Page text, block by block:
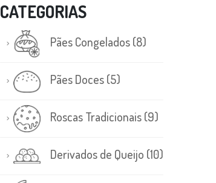
CATEGORIAS
Pães Congelados(8)
Pães Doces(5)
Roscas Tradicionais(9)
Derivados de Queijo (10)